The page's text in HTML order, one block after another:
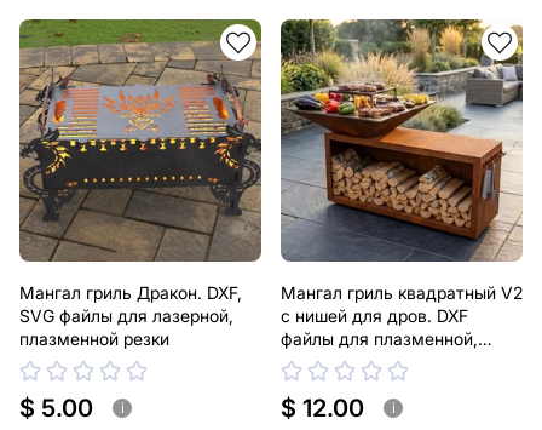
Мангал гриль Дракон. DXF,
SVG файлы для лазерной,
плазменной резки
$ 5.00 i
Мангал гриль квадратный V2
с нишей для дров. DXF
файлы для плазменной,
лазерной резки
$ 12.00 i